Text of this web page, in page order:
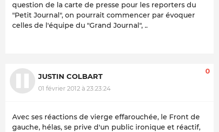
question de la carte de presse pour les reporters du
"Petit Journal", on pourrait commencer par évoquer
celles de l'équipe du "Grand Journal", ..
JUSTIN COLBART
01 février 2012 à 23:23:24
0
Avec ses réactions de vierge effarouchée, le Front de
gauche, hélas, se prive d'un public ironique et réactif,